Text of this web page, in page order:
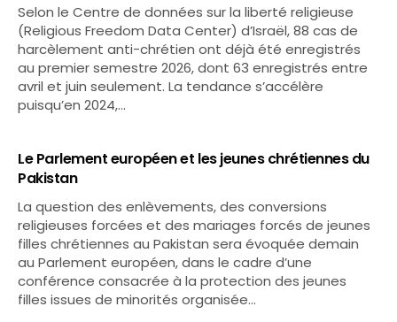
Selon le Centre de données sur la liberté religieuse
(Religious Freedom Data Center) d’Israël, 88 cas de
harcèlement anti-chrétien ont déjà été enregistrés
au premier semestre 2026, dont 63 enregistrés entre
avril et juin seulement. La tendance s’accélère
puisqu’en 2024,…
Le Parlement européen et les jeunes chrétiennes du
Pakistan
La question des enlèvements, des conversions
religieuses forcées et des mariages forcés de jeunes
filles chrétiennes au Pakistan sera évoquée demain
au Parlement européen, dans le cadre d’une
conférence consacrée à la protection des jeunes
filles issues de minorités organisée…